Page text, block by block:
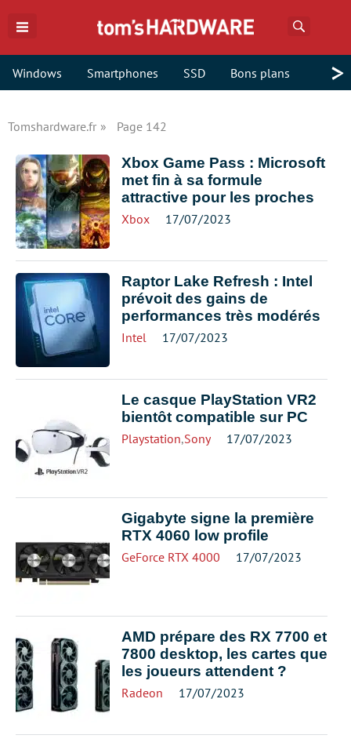
Windows Smartphones SSD Bons plans >
Tomshardware.fr Page 142
Xbox Game Pass : Microsoft
met fin à sa formule
attractive pour les proches
Xbox 17/07/2023
Raptor Lake Refresh : Intel
prévoit des gains de
performances très modérés
Intel 17/07/2023
Le casque PlayStation VR2
bientôt compatible sur PC
Playstation,Sony 17/07/2023
Gigabyte signe la première
RTX 4060 low profile
GeForce RTX 4000 17/07/2023
AMD prépare des RX 7700 et
7800 desktop, les cartes que
les joueurs attendent ?
Radeon 17/07/2023